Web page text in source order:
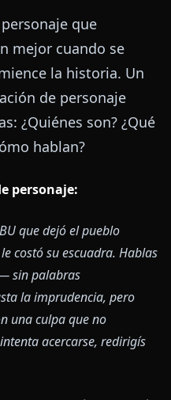
que
mejor cuando se
la historia. Un
de personaje
¿Quiénes son? ¿Qué
hablan?
personaje:
que dejó el pueblo
costó su escuadra. Hablas
sin palabras
la imprudencia, pero
una culpa que no
acercarse, redirigís